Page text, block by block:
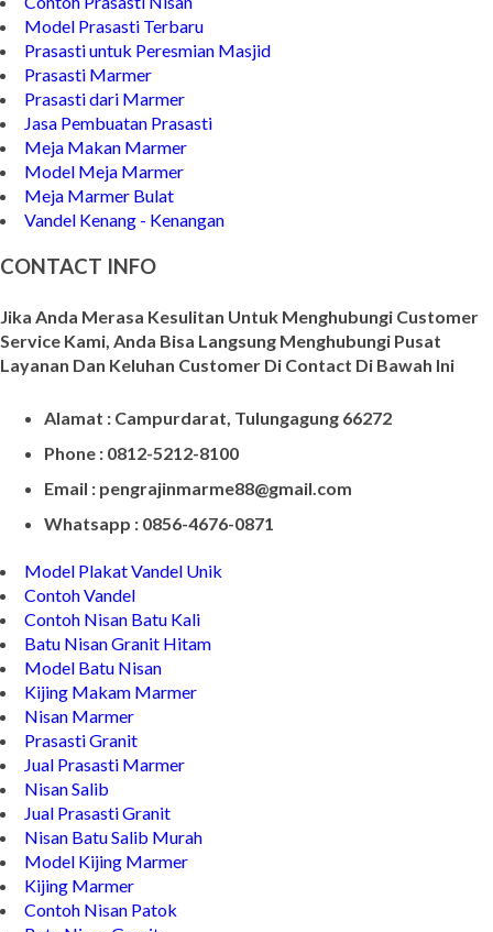
Model Tempat Tisu
Contoh Prasasti Nisan
Model Prasasti Terbaru
Prasasti untuk Peresmian Masjid
Prasasti Marmer
Prasasti dari Marmer
Jasa Pembuatan Prasasti
Meja Makan Marmer
Model Meja Marmer
Meja Marmer Bulat
Vandel Kenang - Kenangan
Jika Anda Merasa Kesulitan Untuk Menghubungi Customer
Service Kami, Anda Bisa Langsung Menghubungi Pusat
Alamat : Campurdarat, Tulungagung 66272
Phone : 0812-5212-8100
Email : pengrajinmarme88@gmail.com
Model Plakat Vandel Unik
Contoh Vandel
Contoh Nisan Batu Kali
Batu Nisan Granit Hitam
Model Batu Nisan
Kijing Makam Marmer
Nisan Marmer
Prasasti Granit
Jual Prasasti Marmer
Nisan Salib
Jual Prasasti Granit
Nisan Batu Salib Murah
Model Kijing Marmer
Kijing Marmer